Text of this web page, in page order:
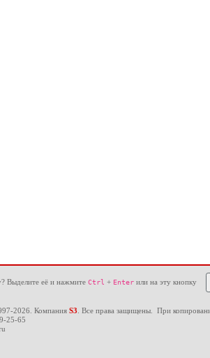
Выделите её и нажмите Ctrl + Enterили на эту кнопку
2026. Компания S3 . Все права защищены. При
25-65